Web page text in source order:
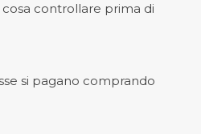
controllare prima di
si pagano comprando